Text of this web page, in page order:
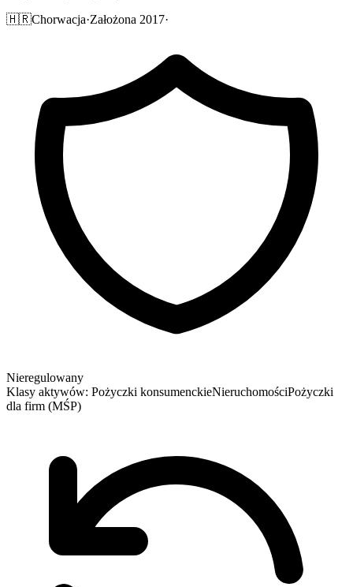
🇭🇷Chorwacja·Założona 2017·
Nieregulowany
Klasy aktywów: Pożyczki konsumenckieNieruchomościPożyczki
dla firm (MŚP)